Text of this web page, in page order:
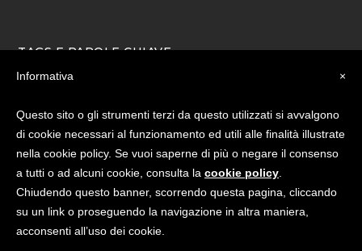
TAGS E PAROLE CHIAVE
PNEUMATICI FUORI USO PRODOTTI DA PFU
RACCOLTA PNEUMATICI RECUPERO PNEUMATICI
R.E.P. S.R.L.| P.IVA 02343080988 |
×
Informativa
Questo sito o gli strumenti terzi da questo utilizzati si avvalgono
di cookie necessari al funzionamento ed utili alle finalità illustrate
nella cookie policy. Se vuoi saperne di più o negare il consenso
a tutti o ad alcuni cookie, consulta la cookie policy
Chiudendo questo banner, scorrendo questa pagina, cliccando
su un link o proseguendo la navigazione in altra maniera,
acconsenti all’uso dei cookie.